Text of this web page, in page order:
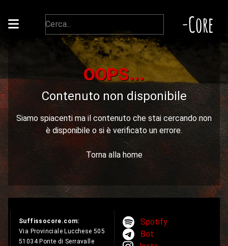
-Core
OOPS...
Contenuto non disponibile
Siamo spiacenti ma il contenuto che stai cercando non
è disponibile o si è verificato un errore.
Torna alla home
Suffissocore.com:
Via Provinciale Lucchese 505
51034 Ponte di Serravalle
Spotify
Bot